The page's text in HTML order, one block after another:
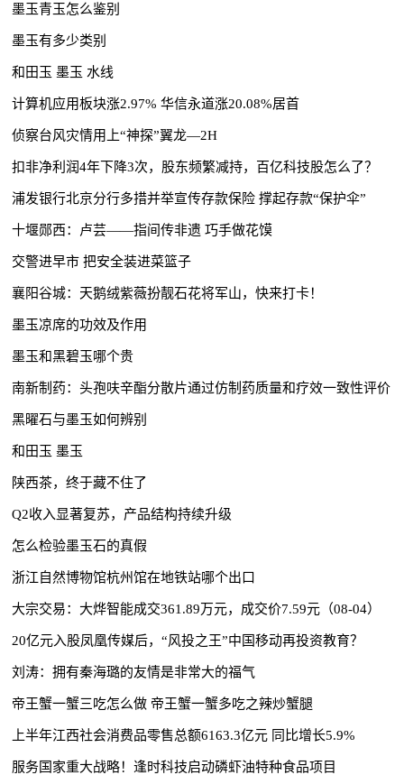
墨玉青玉怎么鉴别
墨玉有多少类别
和田玉 墨玉 水线
计算机应用板块涨2.97% 华信永道涨20.08%居首
侦察台风灾情用上“神探”翼龙—2H
扣非净利润4年下降3次，股东频繁减持，百亿科技股怎么了？
浦发银行北京分行多措并举宣传存款保险 撑起存款“保护伞”
十堰郧西：卢芸——指间传非遗 巧手做花馍
交警进早市 把安全装进菜篮子
襄阳谷城：天鹅绒紫薇扮靓石花将军山，快来打卡！
墨玉凉席的功效及作用
墨玉和黑碧玉哪个贵
南新制药：头孢呋辛酯分散片通过仿制药质量和疗效一致性评价
黑曜石与墨玉如何辨别
和田玉 墨玉
陕西茶，终于藏不住了
Q2收入显著复苏，产品结构持续升级
怎么检验墨玉石的真假
浙江自然博物馆杭州馆在地铁站哪个出口
大宗交易：大烨智能成交361.89万元，成交价7.59元（08-04）
20亿元入股凤凰传媒后，“风投之王”中国移动再投资教育？
刘涛：拥有秦海璐的友情是非常大的福气
帝王蟹一蟹三吃怎么做 帝王蟹一蟹多吃之辣炒蟹腿
上半年江西社会消费品零售总额6163.3亿元 同比增长5.9%
服务国家重大战略！逢时科技启动磷虾油特种食品项目